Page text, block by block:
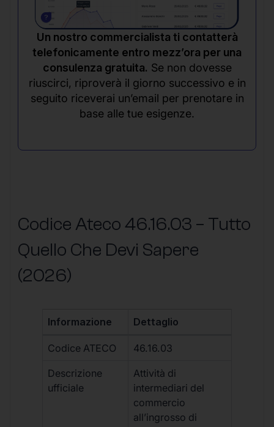
Un nostro commercialista ti contatterà
telefonicamente entro mezz’ora per una
consulenza gratuita. Se non dovesse
riuscirci, riproverà il giorno successivo e in
seguito riceverai un’email per prenotare in
base alle tue esigenze.
Codice Ateco 46.16.03 – Tutto
Quello Che Devi Sapere
(2026)
Informazione Dettaglio
Codice ATECO 46.16.03
Descrizione
ufficiale
Attività di
intermediari del
commercio
all’ingrosso di